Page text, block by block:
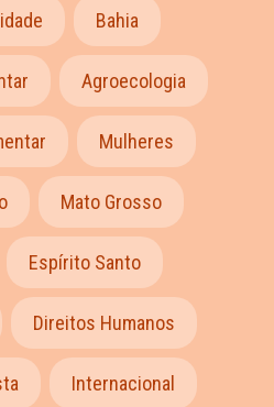
Bahia
Agroecologia
Mulheres
Mato Grosso
Espírito Santo
Direitos Humanos
Internacional